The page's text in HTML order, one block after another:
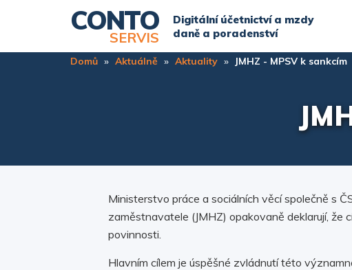
CONTO
SERVIS
Digitální účetnictví a mzdy
daně a poradenství
Domů Aktuálně Aktuality JMHZ - MPSV k sankcím
Ministerstvo práce a sociálních věcí společně s
zaměstnavatele (JMHZ) opakovaně deklarují,
povinnosti.
Hlavním cílem je úspěšné zvládnutí této